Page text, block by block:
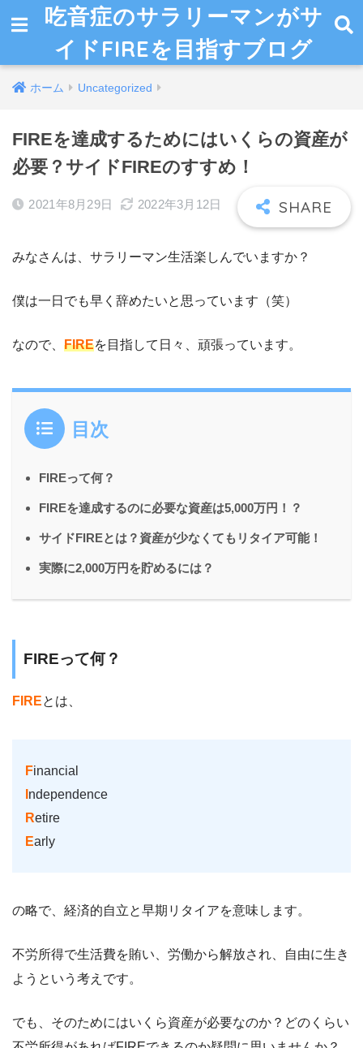
吃音症のサラリーマンがサ
イドFIREを目指すブログ
ホーム Uncategorized
FIREを達成するためにはいくらの資産が
必要？サイドFIREのすすめ！
2021年8月29日 2022年3月12日
みなさんは、サラリーマン生活楽しんでいますか？
僕は一日でも早く辞めたいと思っています（笑）
なので、 FIREを目指して日々、頑張っています。
目次
FIREって何？
FIREを達成するのに必要な資産は5,000万円！？
サイドFIREとは？資産が少なくてもリタイア可能！
実際に2,000万円を貯めるには？
FIREって何？
FIREとは、
Financial
ndependence
Retire
Early
の略で、経済的自立と早期リタイアを意味します。
不労所得で生活費を賄い、労働から解放され、自由に生き
ようという考えです。
でも、そのためにはいくら資産が必要なのか？どのくらい